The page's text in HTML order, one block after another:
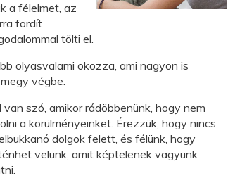
a félelmet, az
fordít
tölti el.
olyasvalami okozza, ami nagyon is
végbe.
szó, amikor rádöbbenünk, hogy nem
a körülményeinket. Érezzük, hogy nincs
dolgok felett, és félünk, hogy
velünk, amit képtelenek vagyunk